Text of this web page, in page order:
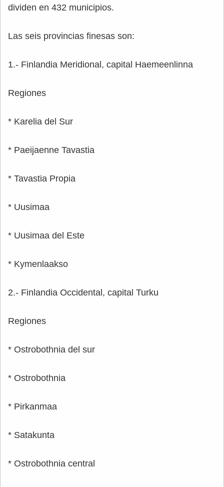
dividen en 432 municipios.
Las seis provincias finesas son:
1.- Finlandia Meridional, capital Haemeenlinna
Regiones
* Karelia del Sur
* Paeijaenne Tavastia
* Tavastia Propia
* Uusimaa
* Uusimaa del Este
* Kymenlaakso
2.- Finlandia Occidental, capital Turku
Regiones
* Ostrobothnia del sur
* Ostrobothnia
* Pirkanmaa
* Satakunta
* Ostrobothnia central